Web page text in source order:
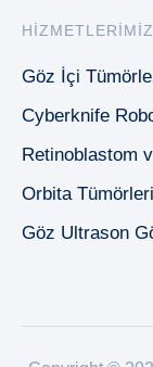
HIZMETLERIMIZ
Göz İçi
Cyberknife
Retinoblastom
Orbita
Göz Ultrason